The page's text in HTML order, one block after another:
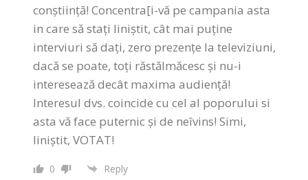
conștiință! Concentra[i-vă pe campania asta
in care să stați liniștit, cât mai puține
interviuri să dați, zero prezențe la televiziuni,
dacă se poate, toți răstălmăcesc și nu-i
interesează decât maxima audiență!
Interesul dvs. coincide cu cel al poporului si
asta vă face puternic și de neîvins! Simi,
liniștit, VOTAT!
0 Reply